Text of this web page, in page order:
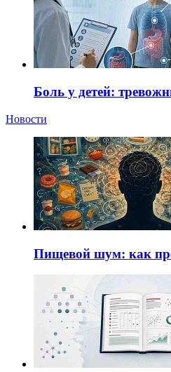
Боль у детей:
Новости
Пищевой шум: как